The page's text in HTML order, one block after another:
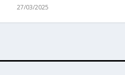
27/03/2025